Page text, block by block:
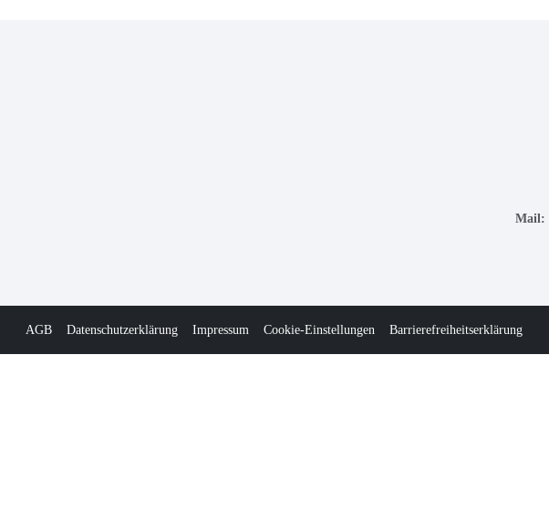
Mail:
AGB Datenschutzerklärung Impressum Cookie-Einstellungen Barrierefreiheitserklärung